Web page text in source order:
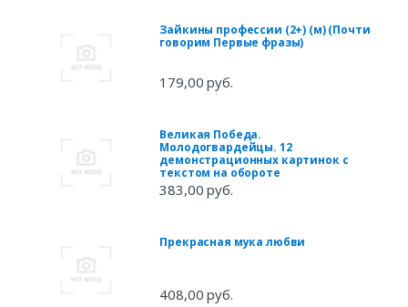
Зайкины профессии (2+) (м) (Почти
говорим Первые фразы)
179,00 руб.
Великая Победа.
Молодогвардейцы. 12
демонстрационных картинок с
текстом на обороте
383,00 руб.
Прекрасная мука любви
408,00 руб.